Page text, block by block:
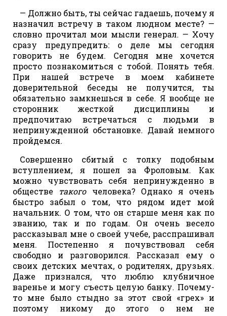
— Должно быть, ты сейчас гадаешь, почему я
назначил встречу в таком людном месте? —
словно прочитал мои мысли генерал. — Хочу
сразу предупредить: о деле мы сегодня
говорить не будем. Сегодня мне хочется
просто познакомиться с тобой. Понять тебя.
При нашей встрече в моем кабинете
доверительной беседы не получится, ты
обязательно замкнешься в себе. Я вообще не
сторонник жесткой дисциплины и
предпочитаю встречаться с людьми в
непринужденной обстановке. Давай немного
пройдемся.
Совершенно сбитый с толку подобным
вступлением, я пошел за Фроловым. Как
можно чувствовать себя непринужденно в
обществе такогочеловека? Однако я очень
быстро забыл о том, что рядом идет мой
начальник. О том, что он старше меня как по
званию, так и по годам. Он очень весело
рассказывал мне о своей учебе, расспрашивал
меня. Постепенно я почувствовал себя
свободно и разговорился. Рассказал ему о
своих детских мечтах, о родителях, друзьях.
Даже признался, что люблю клубничное
варенье и могу съесть целую банку. Почему-
то мне было стыдно за этот свой «грех» и
поэтому никому до этого о нем не